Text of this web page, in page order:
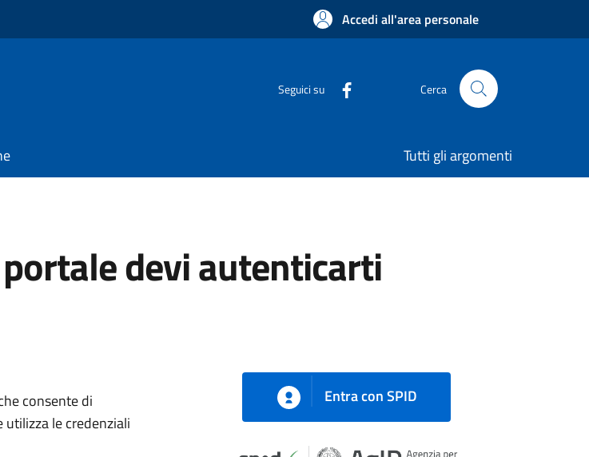
Accedi all'area personale
Seguici su Cerca
Tutti gli argomenti
devi autenticarti
consente di
le credenziali
Entra con SPID